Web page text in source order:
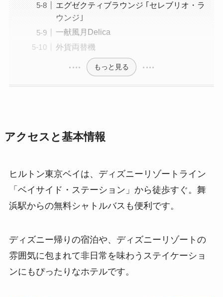
エグゼクティブラウンジ ｢セレブリオ・ラ
ウンジ｣
一献風月Delica
外貨両替機
もっと見る
アクセスと基本情報
ヒルトン東京ベイは、ディズニーリゾートライン
「ベイサイド・ステーション」から徒歩すぐ。舞
浜駅からの無料シャトルバスも便利です。
ディズニー帰りの宿泊や、ディズニーリゾートの
雰囲気に包まれて非日常を味わうステイケーショ
ンにもぴったりなホテルです。